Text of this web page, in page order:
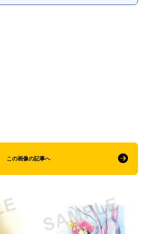
この画像の記事へ